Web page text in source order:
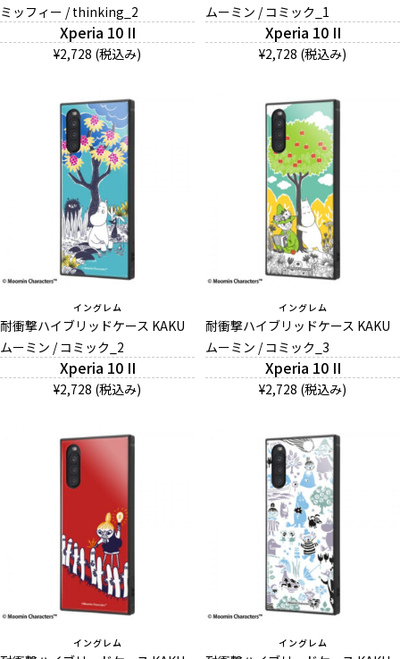
ミッフィー / thinking_2
Xperia 10 II
¥2,728 (税込み)
ムーミン / コミック_1
Xperia 10 II
¥2,728 (税込み)
イングレム
耐衝撃ハイブリッドケース KAKU
ムーミン / コミック_2
Xperia 10 II
¥2,728 (税込み)
イングレム
耐衝撃ハイブリッドケース KAKU
ムーミン / コミック_3
Xperia 10 II
¥2,728 (税込み)
イングレム イングレム